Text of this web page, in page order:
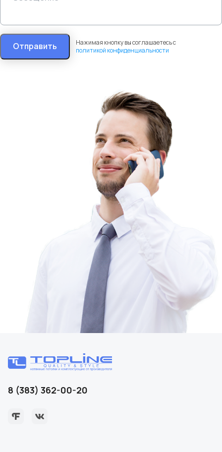
Отправить
Нажимая кнопку вы соглашаетесь с
политикой конфиденциальности
8 (383) 362-00-20